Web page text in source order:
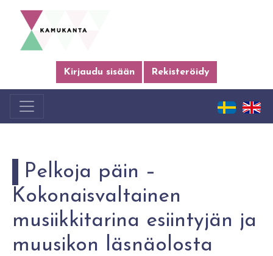
Kirjaudu sisään Rekisteröidy
Pelkoja päin –
Kokonaisvaltainen
musiikkitarina esiintyjän ja
muusikon läsnäolosta